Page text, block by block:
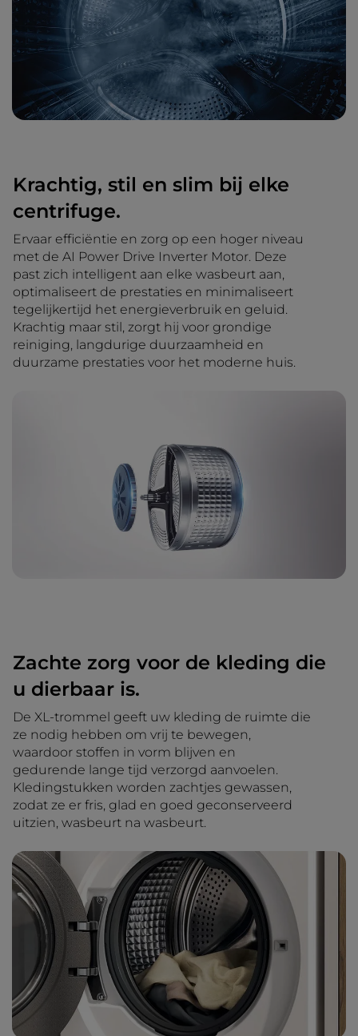
Krachtig, stil en slim bij elke
centrifuge.
Ervaar efficiëntie en zorg op een hoger niveau
met de AI Power Drive Inverter Motor. Deze
past zich intelligent aan elke wasbeurt aan,
optimaliseert de prestaties en minimaliseert
tegelijkertijd het energieverbruik en geluid.
Krachtig maar stil, zorgt hij voor grondige
reiniging, langdurige duurzaamheid en
duurzame prestaties voor het moderne huis.
Zachte zorg voor de kleding die
u dierbaar is.
De XL-trommel geeft uw kleding de ruimte die
ze nodig hebben om vrij te bewegen,
waardoor stoffen in vorm blijven en
gedurende lange tijd verzorgd aanvoelen.
Kledingstukken worden zachtjes gewassen,
zodat ze er fris, glad en goed geconserveerd
uitzien, wasbeurt na wasbeurt.